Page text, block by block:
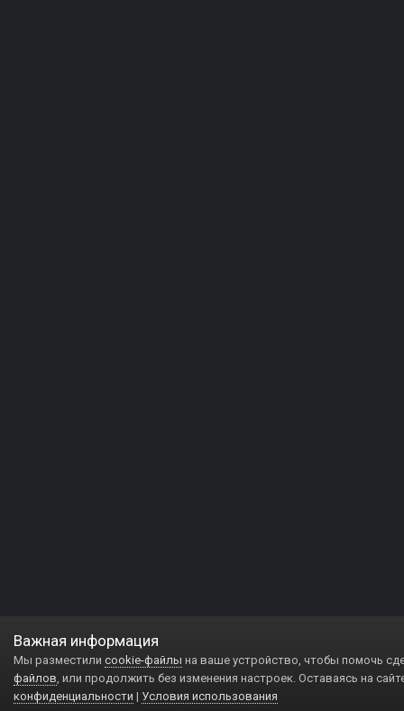
Важная информация
Мы разместили cookie-файлы на ваше устройство, чтобы помочь
файлов, или продолжить без изменения настроек. Оставаясь на
конфиденциальности | Условия использования